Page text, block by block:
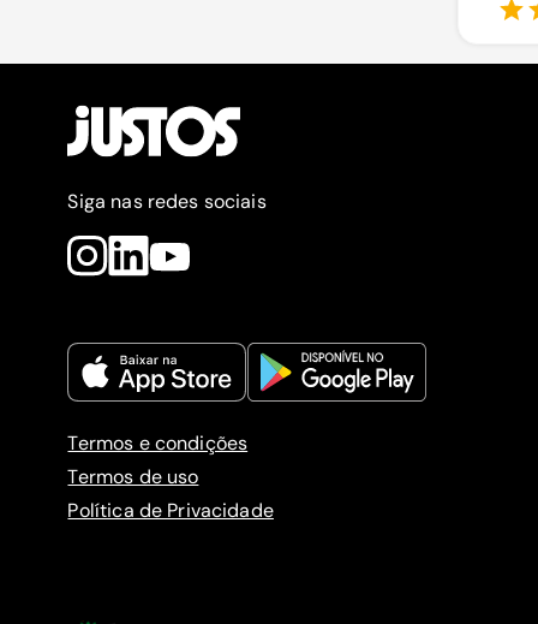
Siga nas redes sociais
Termos e condições
Termos de uso
Política de Privacidade